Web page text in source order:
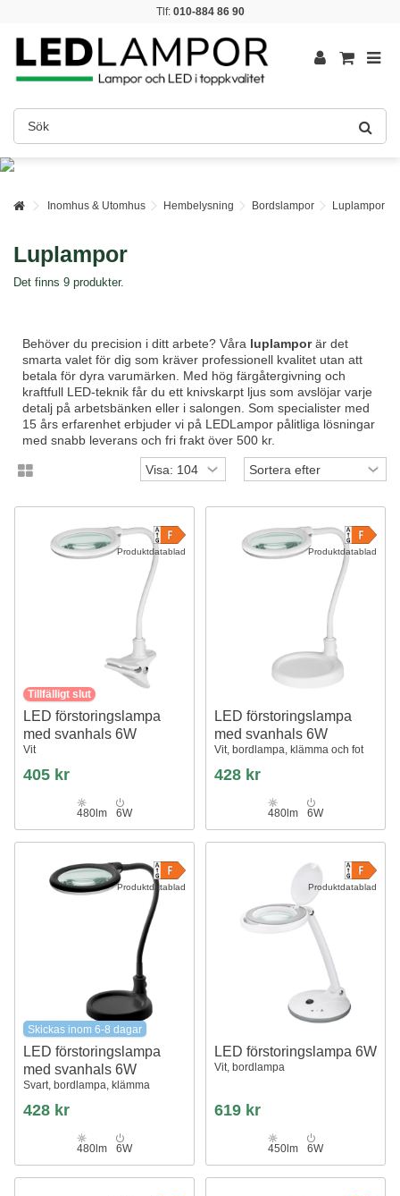
Tlf: 010-884 86 90
Inomhus & Utomhus Hembelysning Bordslampor Luplampor
Luplampor
Det finns 9 produkter.
Behöver du precision i ditt arbete? Våra luplamporär det
smarta valet för dig som kräver professionell kvalitet utan att
betala för dyra varumärken. Med hög färgåtergivning och
kraftfull LED-teknik får du ett knivskarpt ljus som avslöjar varje
detalj på arbetsbänken eller i salongen. Som specialister med
15 års erfarenhet erbjuder vi på LEDLampor pålitliga lösningar
med snabb leverans och fri frakt över 500 kr.
Produktdatablad
Tillfälligt slut
LED förstoringslampa
med svanhals 6W
Vit
405 kr
480lm 6W
Produktdatablad
LED förstoringslampa
med svanhals 6W
Vit, bordlampa, klämma och fot
428 kr
480lm 6W
Produktdatablad
Skickas inom 6-8 dagar
LED förstoringslampa
med svanhals 6W
Svart, bordlampa, klämma
428 kr
480lm 6W
Produktdatablad
LED förstoringslampa 6W
Vit, bordlampa
619 kr
450lm 6W